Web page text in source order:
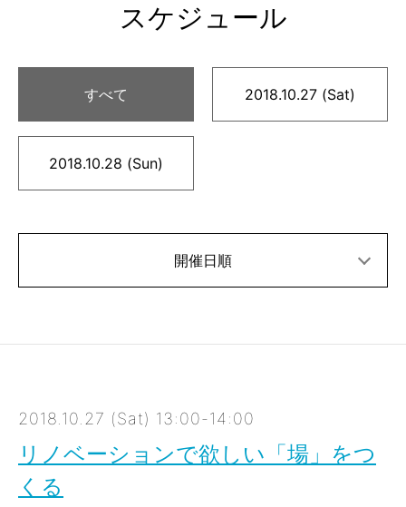
スケジュール
すべて 2018.10.27 (Sat)
2018.10.28 (Sun)
開催日順
2018.10.27 (Sat) 13:00-14:00
リノベーションで欲しい「場」をつ
くる